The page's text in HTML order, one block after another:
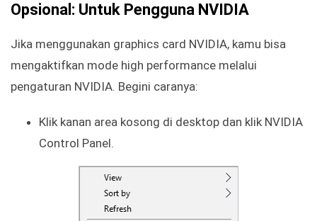
Opsional: Untuk Pengguna NVIDIA
Jika menggunakan graphics card NVIDIA, kamu bisa
mengaktifkan mode high performance melalui
pengaturan NVIDIA. Begini caranya:
Klik kanan area kosong di desktop dan klik NVIDIA
Control Panel.